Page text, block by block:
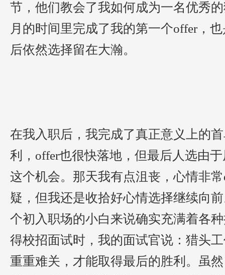
节， 他们教会了我如何成为一名优秀
月的时间里完成了我的第一个offer，
后依然选择留在大瀚。
在我 入职后 ，我完成了真正意义上的
利
， offer也很快落地，但最后人选由
这个机会。 那天我有点沮丧，心情非常
疑，但我还是收拾好心情选择继续向前
个初入职场的小白来说确实充满着各
得校招面试时 ，我的面试官说：猎头
重重难关，才能取得最后的胜利。
虽